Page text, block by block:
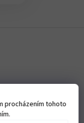
procházením tohoto